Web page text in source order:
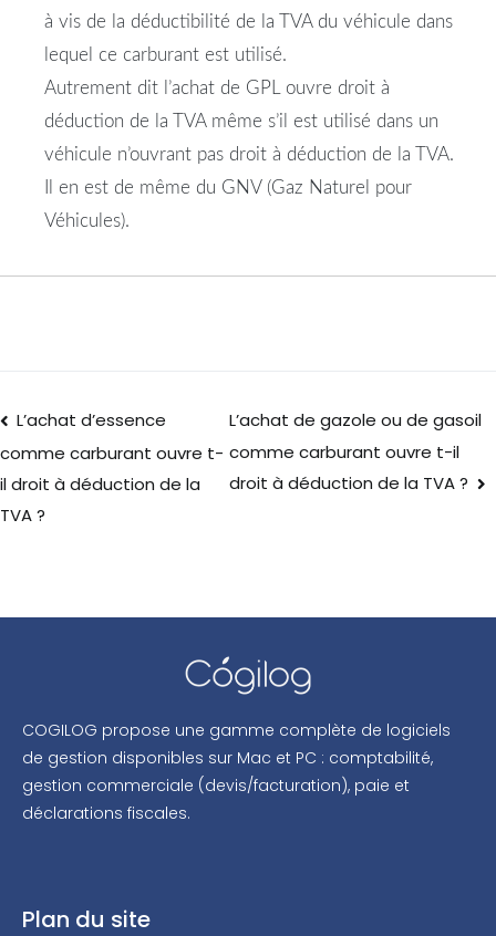
à vis de la déductibilité de la TVA du véhicule dans
lequel ce carburant est utilisé.
Autrement dit l’achat de GPL ouvre droit à
déduction de la TVA même s’il est utilisé dans un
véhicule n’ouvrant pas droit à déduction de la TVA.
Il en est de même du GNV (Gaz Naturel pour
Véhicules).
L’achat d’essence
comme carburant ouvre t-
il droit à déduction de la
TVA ?
L’achat de gazole ou de gasoil
comme carburant ouvre t-il
droit à déduction de la TVA ?
COGILOG propose une gamme complète de logiciels
de gestion disponibles sur Mac et PC : comptabilité,
gestion commerciale (devis/facturation), paie et
déclarations fiscales.
Plan du site